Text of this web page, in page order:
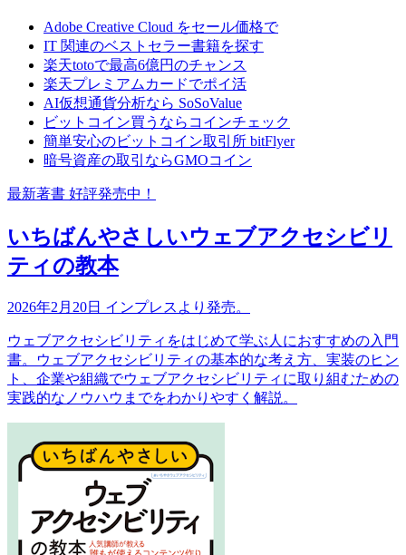
Adobe Creative Cloud をセール価格で
IT 関連のベストセラー書籍を探す
楽天totoで最高6億円のチャンス
楽天プレミアムカードでポイ活
AI仮想通貨分析なら SoSoValue
ビットコイン買うならコインチェック
簡単安心のビットコイン取引所 bitFlyer
暗号資産の取引ならGMOコイン
最新著書 好評発売中！
いちばんやさしいウェブアクセシビリ
ティの教本
2026年2月20日 インプレスより発売。
ウェブアクセシビリティをはじめて学ぶ人におすすめの入門
書。ウェブアクセシビリティの基本的な考え方、実装のヒン
ト、企業や組織でウェブアクセシビリティに取り組むための
実践的なノウハウまでをわかりやすく解説。